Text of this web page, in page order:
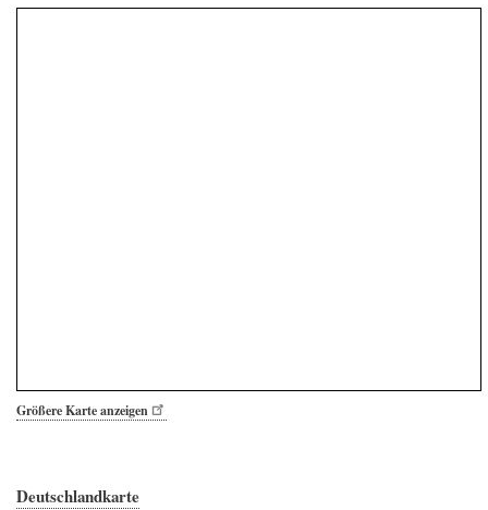
Größere Karte anzeigen
Deutschlandkarte